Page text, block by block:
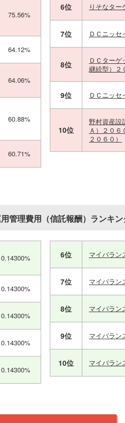
75.56%
64.12%
64.06%
60.88%
60.71%
6位 りそなター
7位 ＤＣニッ
8位
ＤＣター
継続型）２
9位 ＤＣニッ
10位
野村資産設
Ａ）２０
２０６０）
管理費用（信託報酬）ランキ
0.14300%
0.14300%
0.14300%
0.14300%
0.14300%
6位 マイバラン
7位 マイバラン
8位 マイバラン
9位 マイバラン
10位 マイバラン